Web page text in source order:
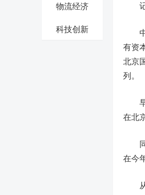
物流经济
科技创新
记
中
有资
北京
列。
早
在北
同
在今
从